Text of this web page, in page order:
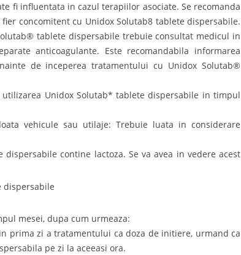
fi influentata in cazul terapiilor asociate. Se recomanda
concomitent cu Unidox Solutab8 tablete dispersabile.
tablete dispersabile trebuie consultat medicul in
anticoagulante. Este recomandabila informarea
de inceperea tratamentului cu Unidox Solutab®
Unidox Solutab* tablete dispersabile in timpul
vehicule sau utilaje: Trebuie luata in considerare
contine lactoza. Se va avea in vedere acest
dispersabile
mesei, dupa cum urmeaza:
prima zi a tratamentului ca doza de initiere, urmand ca
pe zi la aceeasi ora.